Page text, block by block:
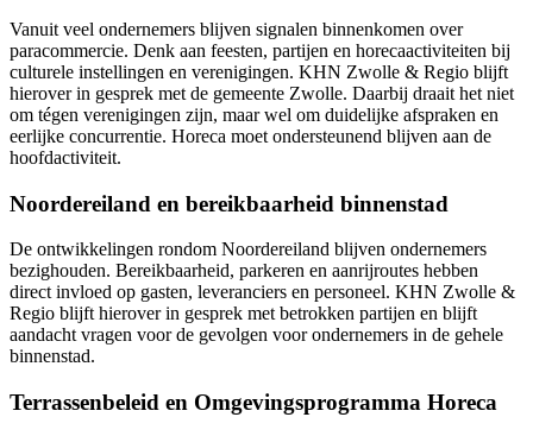
Vanuit veel ondernemers blijven signalen binnenkomen over
paracommercie. Denk aan feesten, partijen en horecaactiviteiten bij
culturele instellingen en verenigingen. KHN Zwolle & Regio blijft
hierover in gesprek met de gemeente Zwolle. Daarbij draait het niet
om tégen verenigingen zijn, maar wel om duidelijke afspraken en
eerlijke concurrentie. Horeca moet ondersteunend blijven aan de
hoofdactiviteit.
Noordereiland en bereikbaarheid binnenstad
De ontwikkelingen rondom Noordereiland blijven ondernemers
bezighouden. Bereikbaarheid, parkeren en aanrijroutes hebben
direct invloed op gasten, leveranciers en personeel. KHN Zwolle &
Regio blijft hierover in gesprek met betrokken partijen en blijft
aandacht vragen voor de gevolgen voor ondernemers in de gehele
binnenstad.
Terrassenbeleid en Omgevingsprogramma Horeca